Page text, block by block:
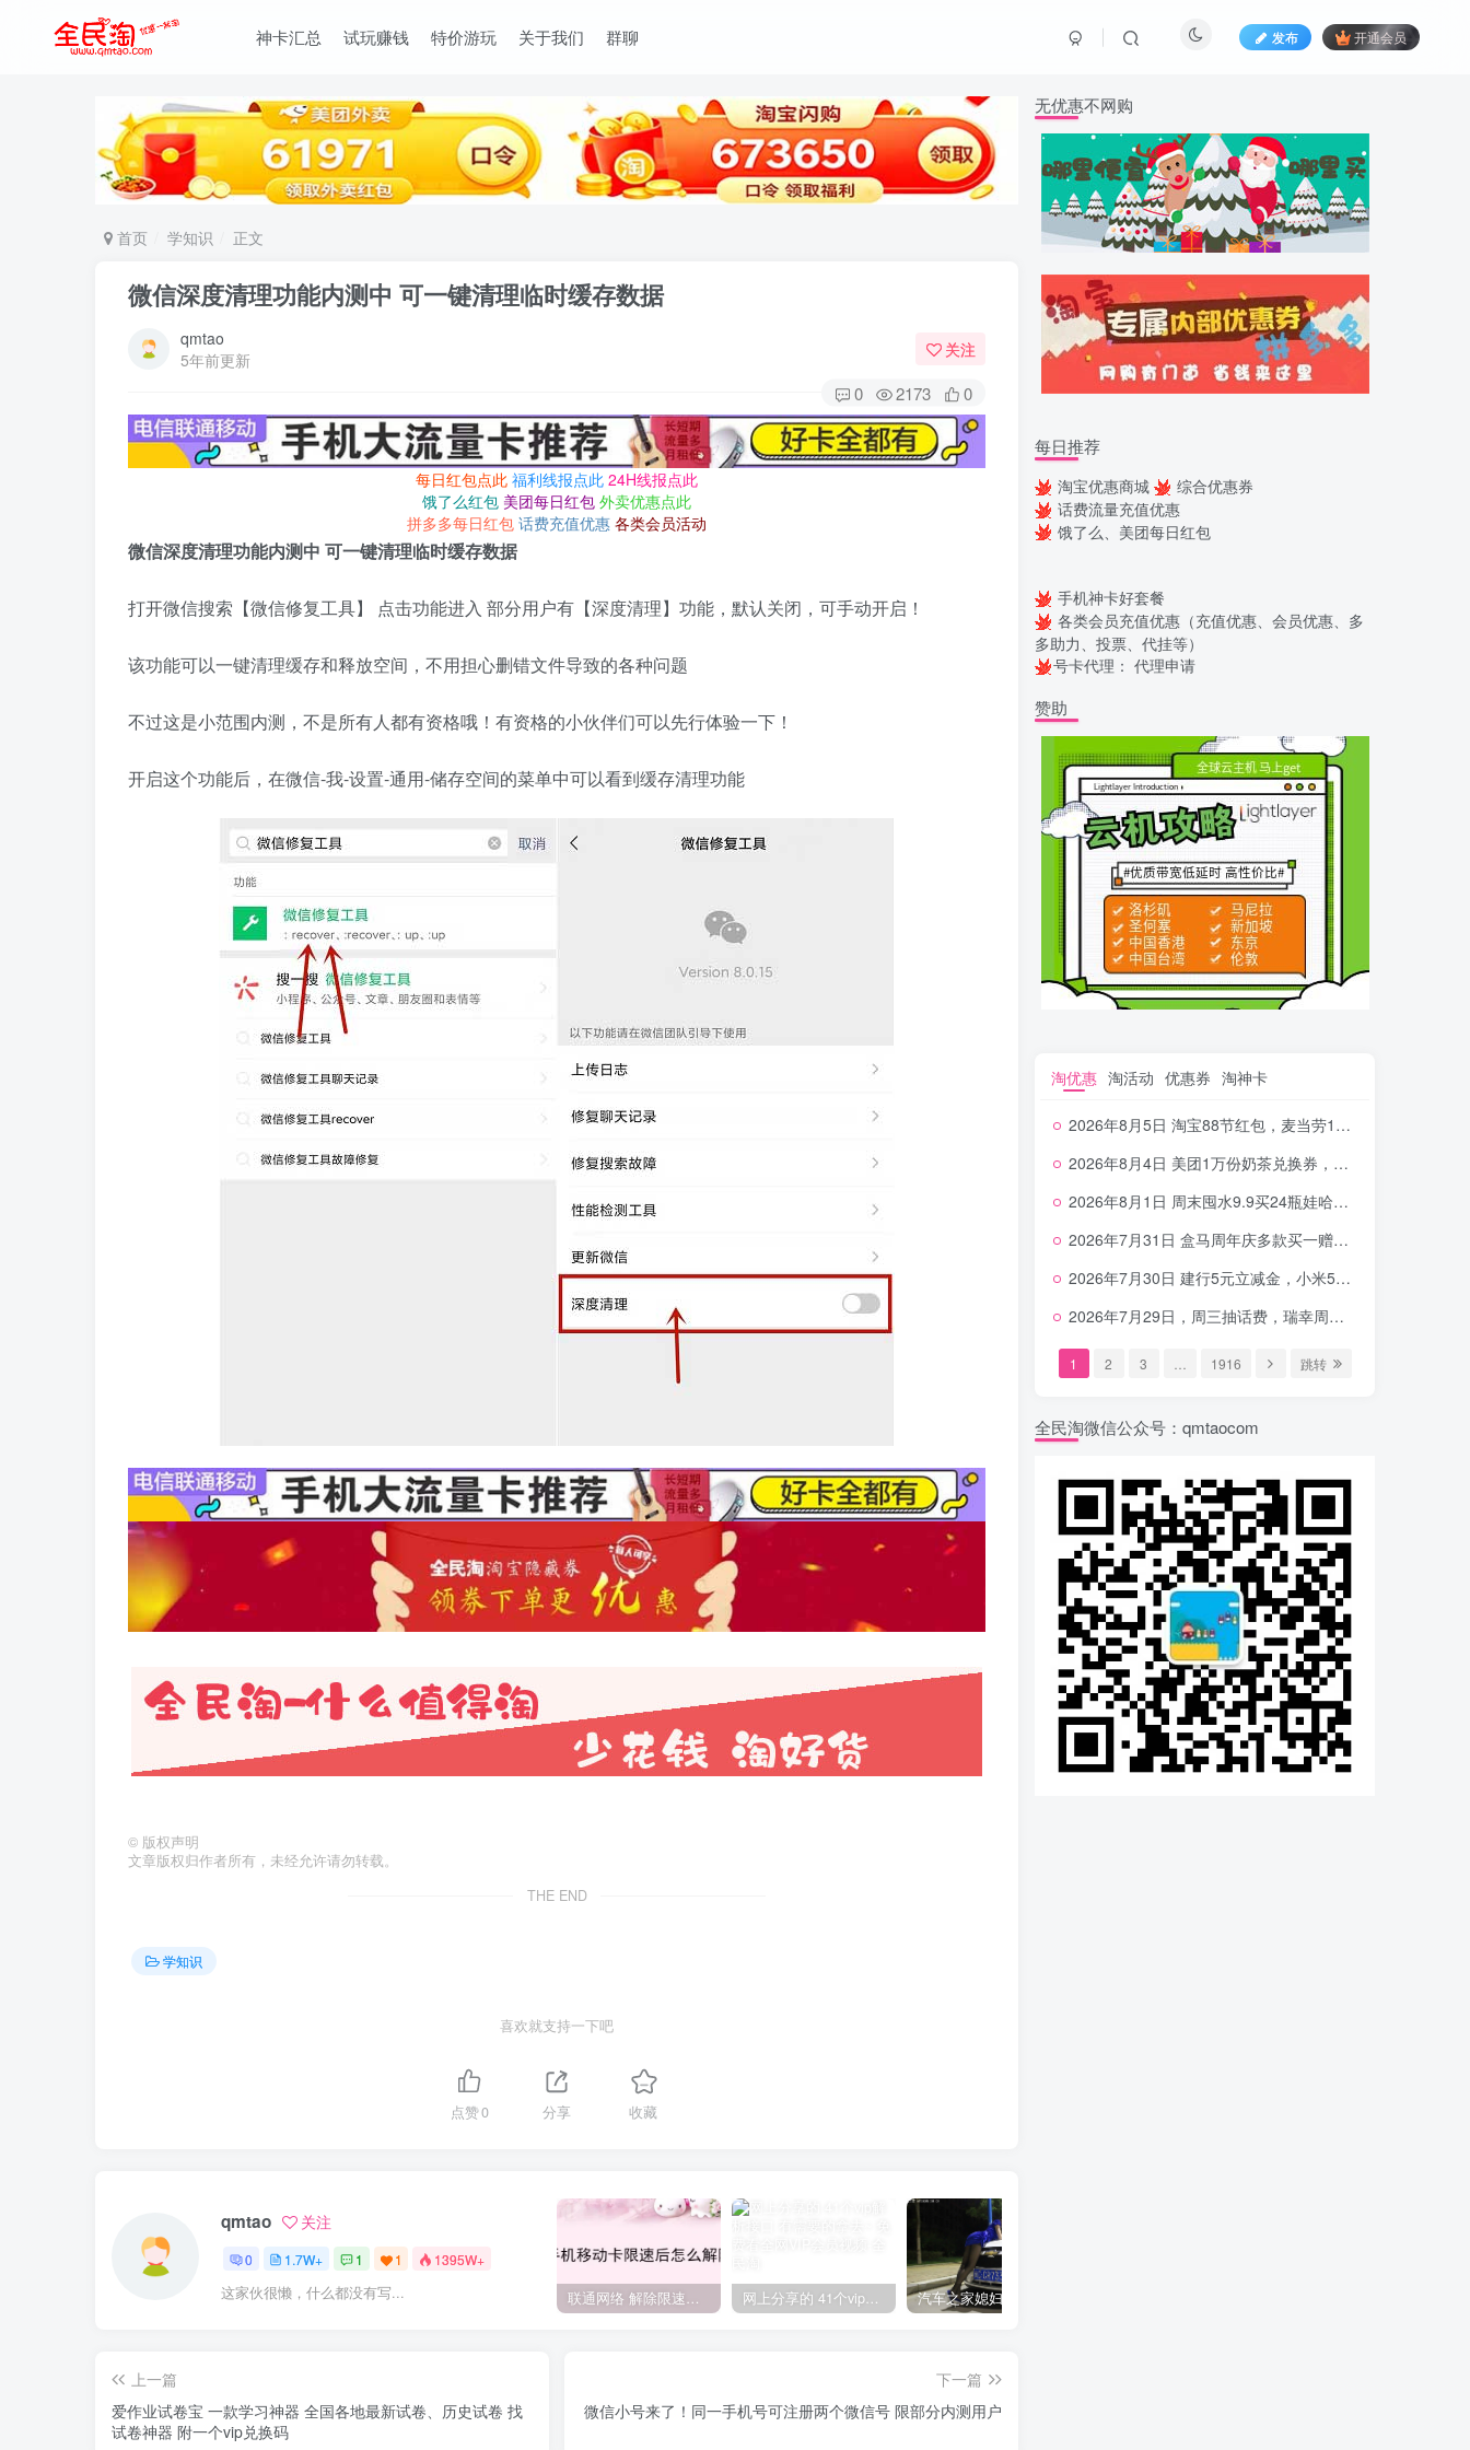
神卡汇总 试玩赚钱 特价游玩 关于我们 群聊 发布 开通会员
首页 学知识 正文
微信深度清理功能内测中 可一键清理临时缓存数据
qmtao
5年前更新
关注
0 2173 0
每日红包点此 福利线报点此 24H线报点此
饿了么红包 美团每日红包 外卖优惠点此
拼多多每日红包 话费充值优惠 各类会员活动
微信深度清理功能内测中 可一键清理临时缓存数据
打开微信搜索【微信修复工具】 点击功能进入 部分用户有【深度清理】功能，默认关闭，可手动开启！
该功能可以一键清理缓存和释放空间，不用担心删错文件导致的各种问题
不过这是小范围内测，不是所有人都有资格哦！有资格的小伙伴们可以先行体验一下！
开启这个功能后，在微信-我-设置-通用-储存空间的菜单中可以看到缓存清理功能
© 版权声明
文章版权归作者所有，未经允许请勿转载。
THE END
学知识
喜欢就支持一下吧
点赞0 分享 收藏
qmtao 关注
0 1.7W+ 1 1 1395W+
这家伙很懒，什么都没有写... 联通网络 解除限速方法参考！畅享、畅玩、老白干等及其它地区自测了 网上分享的 41个vip解析接口 有需要的拿去~ 免费看全网VIP会员视频
上一篇
爱作业试卷宝 一款学习神器 全国各地最新试卷、历史试卷 找
试卷神器 附一个vip兑换码
下一篇
微信小号来了！同一手机号可注册两个微信号 限部分内测用户
无优惠不网购
每日推荐
淘宝优惠商城
综合优惠券
话费流量充值优惠
饿了么、美团每日红包
手机神卡好套餐
各类会员充值优惠（充值优惠、会员优惠、多
多助力、投票、代挂等）
号卡代理： 代理申请
赞助
淘优惠 淘活动 优惠券 淘神卡
2026年8月5日 淘宝88节红包，麦当劳150万份柠檬水，三万份瑞幸免单，霸王9万份0.01券等
2026年8月4日 美团1万份奶茶兑换券，农行5E卡，中行支付超给利，美团领18个冰激凌，小米每天领2-6元等等
2026年8月1日 周末囤水9.9买24瓶娃哈哈，建行100元京东券，移动5元话费，麦当劳甜筒，交行立减金等
2026年7月31日 盒马周年庆多款买一赠一，饿了么拆红包，建行30立减金，农行领10元刷卡金等
2026年7月30日 建行5元立减金，小米5元，抢2500份爷爷不泡茶，闪购20-20，3元吃瑞幸咖啡等
2026年7月29日，周三抽话费，瑞幸周三免单，4.9元瑞幸咖啡，蜜雪兑换券，工行5元立减金等
1 2 3 1916 跳转
全民淘微信公众号：qmtaocom